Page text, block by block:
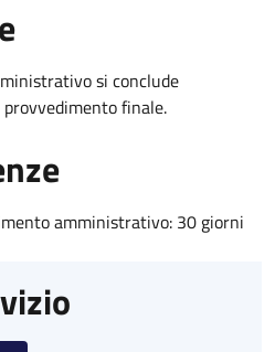
si conclude
finale.
amministrativo: 30 giorni